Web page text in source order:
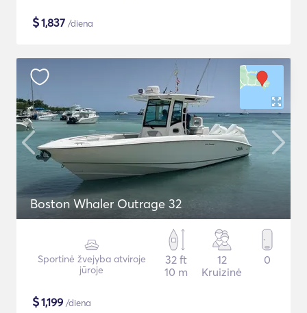
$1,837 /diena
Boston Whaler Outrage 32
Sportinė žvejyba atviroje
jūroje
32 ft
10 m
12
Kruizinė
0
$1,199 /diena